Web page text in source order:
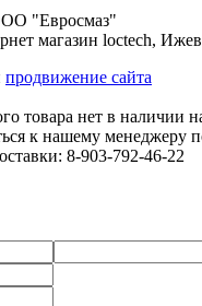
"Евросмаз"
магазин loctech,
продвижение сайта
товара нет в наличии
к нашему менеджеру
8-903-792-46-22